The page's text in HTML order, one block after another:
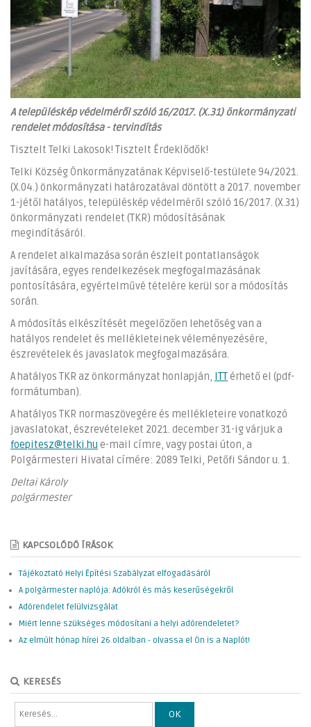
A településkép védelméről szóló 16/2017. (X.31) önkormányzati
rendelet módosítása - tervindítás
Tisztelt Telki Lakosok! Tisztelt Érdeklődők!
Telki Község Önkormányzatának Képviselő-testülete 94/2021.
(X.04.) önkormányzati határozatával döntött a 2017. november
1-jétől hatályos, településkép védelméről szóló 16/2017. (X.31)
önkormányzati rendelet (TKR) módosításának
megindításáról.
A rendelet alkalmazása során észlelt pontatlanságok
javítására, egyes rendelkezések megfogalmazásának
pontosítására, egyértelművé tételére kerül sor a módosítás
során.
A módosítás elkészítését megelőzően lehetőség van a
hatályos rendelet és mellékleteinek véleményezésére,
észrevételek és javaslatok megfogalmazására.
A hatályos TKR az önkormányzat honlapján, ITT érhető el (pdf-
formátumban).
A hatályos TKR normaszövegére és mellékleteire vonatkozó
javaslatokat, észrevételeket 2021. december 31-ig várjuk a
foepitesz@telki.hu e-mail címre, vagy postai úton, a
Polgármesteri Hivatal címére: 2089 Telki, Petőfi Sándor u. 1.
Deltai Károly
polgármester
KAPCSOLÓDÓ ÍRÁSOK
Tájékoztató Helyi Építési Szabályzat elfogadásáról
A polgármester naplója: Adókról és más keserűségekről
Adórendelet felülvizsgálat
Miért lenne szükséges módosítani a helyi adórendeletet?
Az elmúlt hónap hírei 26 oldalban - olvassa el Ön is a Naplót!
KERESÉS
OK